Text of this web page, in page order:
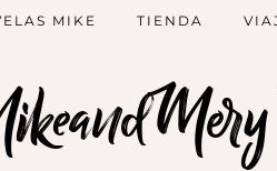
MIKE TIENDA